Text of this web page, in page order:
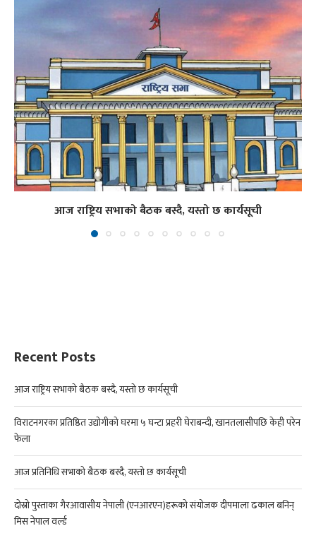
आज राष्ट्रिय सभाको बैठक बस्दै, यस्तो छ कार्यसूची
Recent Posts
आज राष्ट्रिय सभाको बैठक बस्दै, यस्तो छ कार्यसूची
विराटनगरका प्रतिष्ठित उद्योगीको घरमा ५ घन्टा प्रहरी घेराबन्दी, खानतलासीपछि केही परेन
फेला
आज प्रतिनिधि सभाको बैठक बस्दै, यस्तो छ कार्यसूची
दोस्रो पुस्ताका गैरआवासीय नेपाली (एनआरएन)हरूको संयोजक दीपमाला ढकाल बनिन्
मिस नेपाल वर्ल्ड